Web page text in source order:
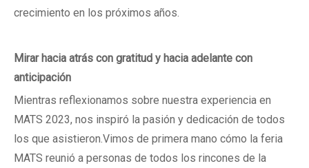
crecimiento en los próximos años.
Mirar hacia atrás con gratitud y hacia adelante con
anticipación
Mientras reflexionamos sobre nuestra experiencia en
MATS 2023, nos inspiró la pasión y dedicación de todos
los que asistieron.Vimos de primera mano cómo la feria
MATS reunió a personas de todos los rincones de la